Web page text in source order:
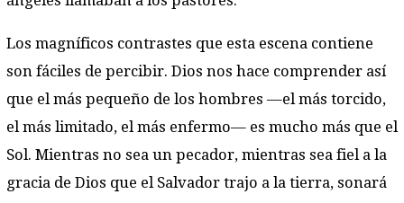
Los magníficos contrastes que esta escena contiene
son fáciles de percibir. Dios nos hace comprender así
que el más pequeño de los hombres —el más torcido,
el más limitado, el más enfermo— es mucho más que el
Sol. Mientras no sea un pecador, mientras sea fiel a la
gracia de Dios que el Salvador trajo a la tierra, sonará